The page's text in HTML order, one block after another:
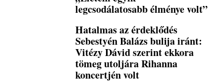
legcsodálatosabb élménye volt”
Hatalmas az érdeklődés
Sebestyén Balázs bulija iránt:
Vitézy Dávid szerint ekkora
tömeg utoljára Rihanna
koncertjén volt